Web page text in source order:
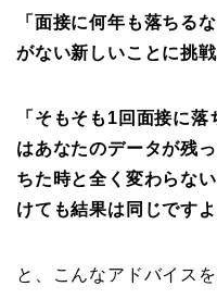
「面接に何年も落ちる
がない新しいことに挑
「そもそも1 回面接に落
はあなたのデータが残
ちた時と全く変わらな
けても結果は同じですよ
と、こんなアドバイス